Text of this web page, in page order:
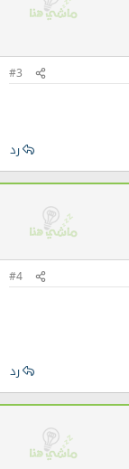
#3
رد
#4
رد